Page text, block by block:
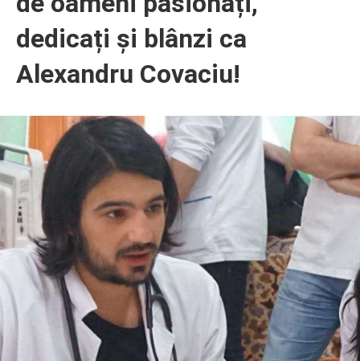
dedicați și blânzi ca
Alexandru Covaciu!